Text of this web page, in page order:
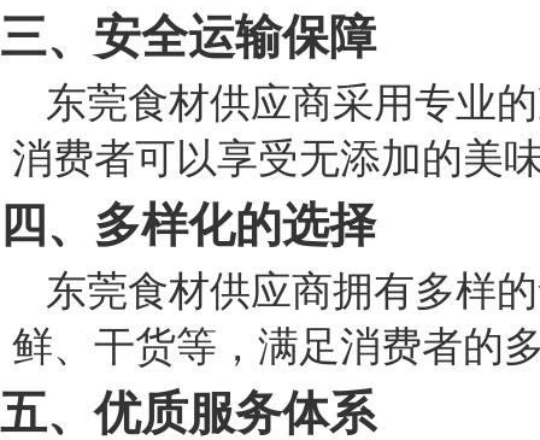
三、安全运输保障
东莞食材供应商采用专业
消费者可以享受无添加的美
四、多样化的选择
东莞食材供应商拥有多样
鲜、干货等，满足消费者的
五、优质服务体系